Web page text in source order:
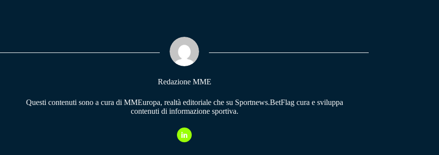
pp m
Redazione MME
Questi contenuti sono a cura di MMEuropa, realtà editoriale che su Sportnews.BetFlag cura e sviluppa
contenuti di informazione sportiva.